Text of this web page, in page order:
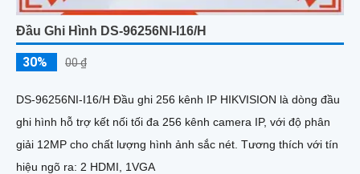
Đầu Ghi Hình DS-96256NI-I16/H
30% 00 ₫
DS-96256NI-I16/H Đầu ghi 256 kênh IP HIKVISION là dòng đầu
ghi hình hỗ trợ kết nối tối đa 256 kênh camera IP, với độ phân
giải 12MP cho chất lượng hình ảnh sắc nét. Tương thích với tín
hiệu ngõ ra: 2 HDMI, 1VGA